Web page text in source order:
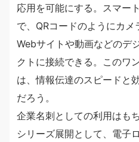
応用を可能にする。スマー
で、QRコードのようにカメ
Webサイトや動画などのデ
クトに接続できる。このワ
は、情報伝達のスピードと
だろう。
企業名刺としての利用はも
シリーズ展開として、電子